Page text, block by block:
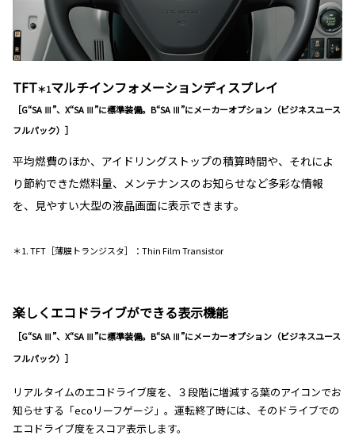
TFT＊1マルチインフォメーションディスプレイ
［G“SA Ⅲ”、X“SA Ⅲ”に標準装備。B“SA Ⅲ”にメーカーオプション（ビジネスユース
フルパック）］
平均燃費のほか、アイドリングストップの積算時間や、それによ
り節約できた燃料量、メンテナンスのお知らせなど多彩な情報
を、見やすい大型の液晶画面に表示できます。
＊1. TFT［薄膜トランジスタ］：Thin Film Transistor
楽しくエコドライブができる表示機能
［G“SA Ⅲ”、X“SA Ⅲ”に標準装備。B“SA Ⅲ”にメーカーオプション（ビジネスユース
フルパック）］
リアルタイムのエコドライブ度を、３段階に増減する葉のアイコンでお
知らせする「ecoリーフゲージ」。運転終了時には、そのドライブでの
エコドライブ度をスコア表示します。